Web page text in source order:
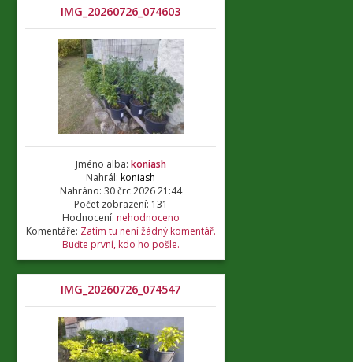
IMG_20260726_074603
Jméno alba: koniash
Nahrál: koniash
Nahráno: 30 črc 2026 21:44
Počet zobrazení: 131
Hodnocení: nehodnoceno
Komentáře: Zatím tu není žádný komentář.
Buďte první, kdo ho pošle.
IMG_20260726_074547